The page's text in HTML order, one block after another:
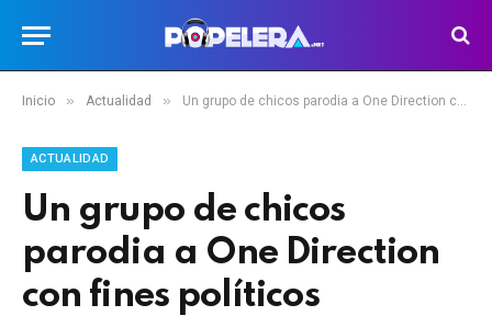
Inicio » Actualidad » Un grupo de chicos parodia a One Direction con fines políticos
ACTUALIDAD
Un grupo de chicos
parodia a One Direction
con fines políticos